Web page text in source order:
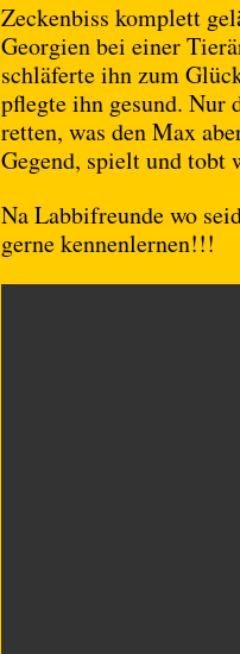
Zeckenbiss komplett
Georgien bei einer
schläferte ihn zum
pflegte ihn gesund. Nur
retten, was den Max
Gegend, spielt und tobt
Na Labbifreunde wo
gerne kennenlernen!!!